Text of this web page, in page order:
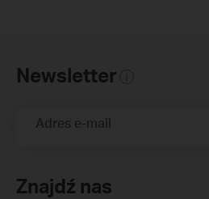
Newsletter
Adres e-mail
Znajdź nas